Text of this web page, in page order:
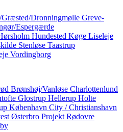
Dronningmølle Greve-
Espergærde
Hundested Køge Liseleje
Stenløse Taastrup
Vordingborg
Brønshøj/Vanløse Charlottenlund
Glostrup Hellerup Holte
København City / Christianshavn
Østerbro Projekt Rødovre